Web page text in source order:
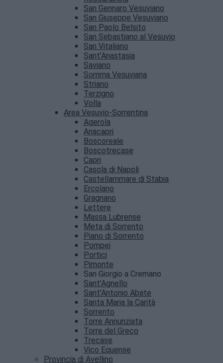
San Gennaro Vesuviano
San Giuseppe Vesuviano
San Paolo Belsito
San Sebastiano al Vesuvio
San Vitaliano
Sant’Anastasia
Saviano
Somma Vesuviana
Striano
Terzigno
Volla
Area Vesuvio-Sorrentina
Agerola
Anacapri
Boscoreale
Boscotrecase
Capri
Casola di Napoli
Castellammare di Stabia
Ercolano
Gragnano
Lettere
Massa Lubrense
Meta di Sorrento
Piano di Sorrento
Pompei
Portici
Pimonte
San Giorgio a Cremano
Sant’Agnello
Sant’Antonio Abate
Santa Maria la Carità
Sorrento
Torre Annunziata
Torre del Greco
Trecase
Vico Equense
Provincia di Avellino